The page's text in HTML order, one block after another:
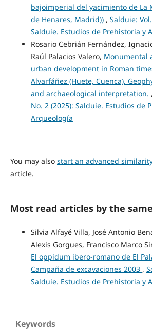
bajoimperial del yacimiento de La
de Henares, Madrid)) , Salduie:
Salduie. Estudios de Prehistoria y
Rosario Cebrián Fernández,
Raúl Palacios Valero, Monumental
urban development in Roman
Alvarfáñez (Huete, Cuenca).
and archaeological interpretation. ,
No. 2 (2025): Salduie. Estudios de
Arqueología
You may also start an advanced
article.
Most read articles by the
Silvia Alfayé Villa, José Antonio
Alexis Gorgues, Francisco Marco
El oppidum ibero-romano de El
Campaña de excavaciones 2003 ,
Salduie. Estudios de Prehistoria y
Keywords